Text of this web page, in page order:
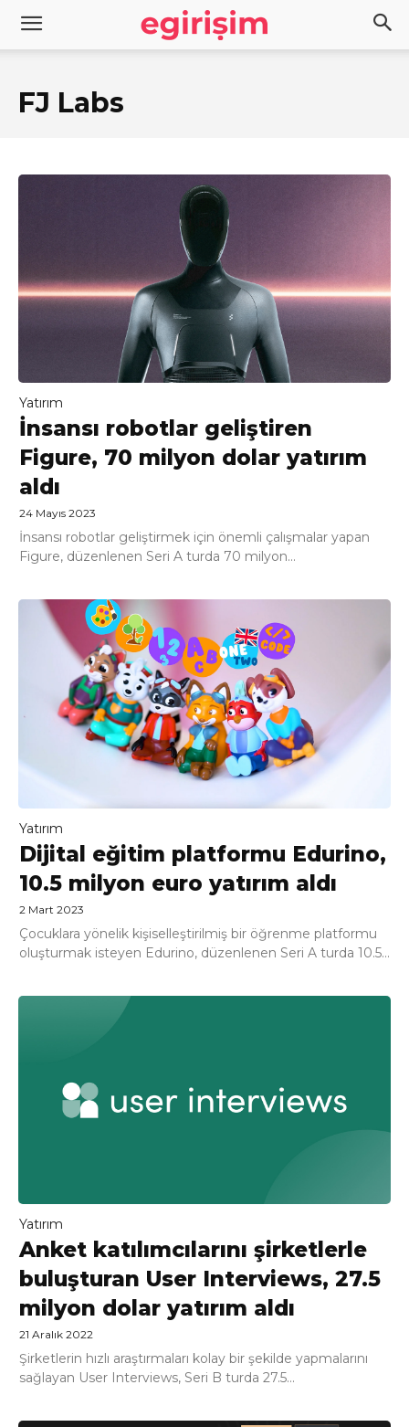
FJ Labs
Yatırım
İnsansı robotlar geliştiren
Figure, 70 milyon dolar yatırım
aldı
24 Mayıs 2023
İnsansı robotlar geliştirmek için önemli çalışmalar yapan
Figure, düzenlenen Seri A turda 70 milyon...
Yatırım
Dijital eğitim platformu Edurino,
10.5 milyon euro yatırım aldı
2 Mart 2023
Çocuklara yönelik kişiselleştirilmiş bir öğrenme platformu
oluşturmak isteyen Edurino, düzenlenen Seri A turda 10.5...
Yatırım
Anket katılımcılarını şirketlerle
buluşturan User Interviews, 27.5
milyon dolar yatırım aldı
21 Aralık 2022
Şirketlerin hızlı araştırmaları kolay bir şekilde yapmalarını
sağlayan User Interviews, Seri B turda 27.5...